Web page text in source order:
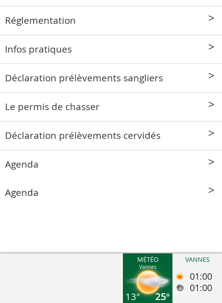
Réglementation
Infos pratiques
Déclaration prélèvements sangliers
Le permis de chasser
Déclaration prélèvements cervidés
Agenda
Agenda
MÉTÉO
Vannes
13° 25°
VANNES
01:00
01:00